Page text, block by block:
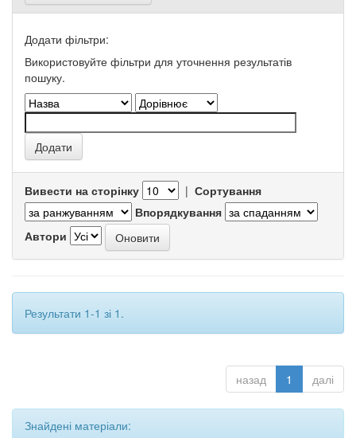
Додати фільтри:
Використовуйте фільтри для уточнення результатів
пошуку.
Вивести на сторінку | Сортування
Впорядкування
Автори
Результати 1-1 зі 1.
назад 1 далі
Знайдені матеріали: